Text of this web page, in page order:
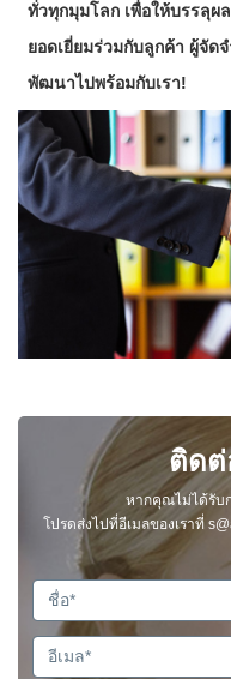
ทั่วทุกมุมโลก เพื่อให้บรรลุ
ยอดเยี่ยมร่วมกับลูกค้า ผู้จัด
พัฒนาไปพร้อมกับเรา!
ติดต่
หากคุณไม่ได้รับ
โปรดส่งไปที่อีเมลของเราที่